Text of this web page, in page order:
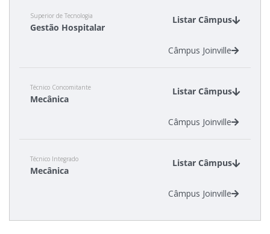
Superior de Tecnologia
Gestão Hospitalar
Listar Câmpus
Câmpus Joinville
Técnico Concomitante
Mecânica
Listar Câmpus
Câmpus Joinville
Técnico Integrado
Mecânica
Listar Câmpus
Câmpus Joinville